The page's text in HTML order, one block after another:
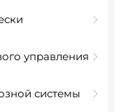
управления
системы